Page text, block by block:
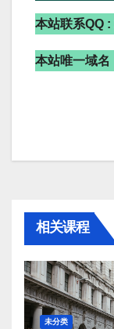
本站联系QQ :
本站唯一域名
航
相关课程
未分类